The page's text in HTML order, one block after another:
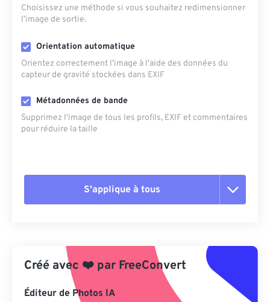
Choisissez une méthode si vous souhaitez redimensionner
l’image de sortie.
Orientation automatique
Orientez correctement l'image à l'aide des données du
capteur de gravité stockées dans EXIF
Métadonnées de bande
Supprimez l'image de tous les profils, EXIF ​​et commentaires
pour réduire la taille
S'applique à tous
Appliquer à partir du préréglage
Enregistrer comme préréglage
Créé avec ❤️ par FreeConvert
Éditeur de Photos IA